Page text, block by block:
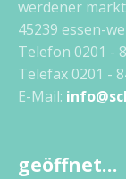
werdener
45239 essen-
Telefon 0201 -
Telefax 0201 -
E-Mail:
geöffnet…